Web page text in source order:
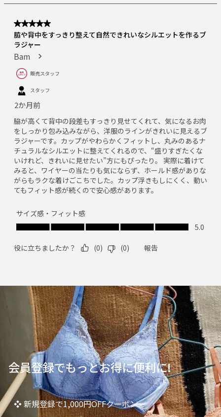
会員登録でもっとお得に便利に!
❖ 新規登録で1,000円OFFクーポン